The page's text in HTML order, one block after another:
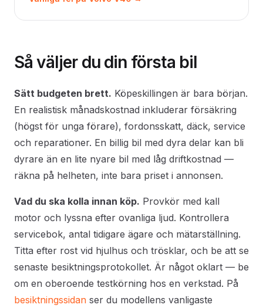
Så väljer du din första bil
Sätt budgeten brett. Köpeskillingen är bara början.
En realistisk månadskostnad inkluderar försäkring
(högst för unga förare), fordonsskatt, däck, service
och reparationer. En billig bil med dyra delar kan bli
dyrare än en lite nyare bil med låg driftkostnad —
räkna på helheten, inte bara priset i annonsen.
Vad du ska kolla innan köp. Provkör med kall
motor och lyssna efter ovanliga ljud. Kontrollera
servicebok, antal tidigare ägare och mätarställning.
Titta efter rost vid hjulhus och trösklar, och be att se
senaste besiktningsprotokollet. Är något oklart — be
om en oberoende testkörning hos en verkstad. På
besiktningssidan ser du modellens vanligaste